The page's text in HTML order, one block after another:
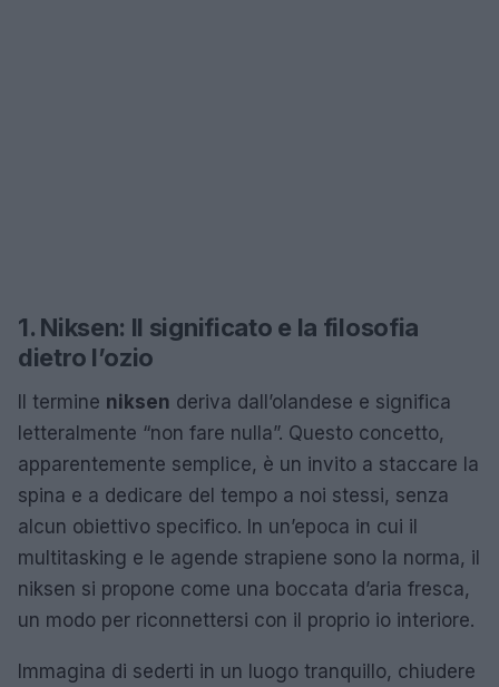
1. Niksen: Il significato e la filosofia
dietro l’ozio
Il termine niksen deriva dall’olandese e significa
letteralmente “non fare nulla”. Questo concetto,
apparentemente semplice, è un invito a staccare la
spina e a dedicare del tempo a noi stessi, senza
alcun obiettivo specifico. In un’epoca in cui il
multitasking e le agende strapiene sono la norma, il
niksen si propone come una boccata d’aria fresca,
un modo per riconnettersi con il proprio io interiore.
Immagina di sederti in un luogo tranquillo, chiudere